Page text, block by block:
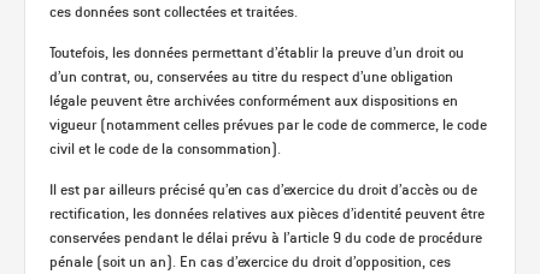
ces données sont collectées et traitées.
Toutefois, les données permettant d’établir la preuve d’un droit ou
d’un contrat, ou, conservées au titre du respect d’une obligation
légale peuvent être archivées conformément aux dispositions en
vigueur (notamment celles prévues par le code de commerce, le code
civil et le code de la consommation).
Il est par ailleurs précisé qu’en cas d’exercice du droit d’accès ou de
rectification, les données relatives aux pièces d’identité peuvent être
conservées pendant le délai prévu à l’article 9 du code de procédure
pénale (soit un an). En cas d’exercice du droit d’opposition, ces